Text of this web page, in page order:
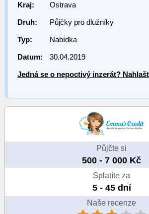
Kraj: Ostrava
Druh: Půjčky pro dlužníky
Typ: Nabídka
Datum: 30.04.2019
Jedná se o nepoctivý inzerát?
Půjčte si
500 - 7 000 Kč
Splatíte za
5 - 45 dní
Naše recenze